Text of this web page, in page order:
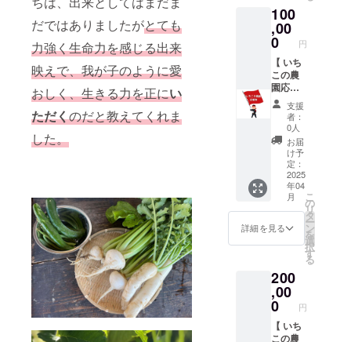
だではありましたがとても
力強く生命力を感じる出来
映えで、我が子のように愛
おしく、生きる力を正にい
ただくのだと教えてくれま
した。
お一人
お一人
にいま
必要な
課題を
あぶり
出し、
日常を
より良
く過ご
すため
のセッ
トアッ
プを進
めてい
きま
識・思
考・言
らのク
セや傾
向に気
づくこ
とから
際の交
通費は
ご負担
くださ
い） 対
話を通
して、
お一人
お一人
にいま
必要な
課題を
あぶり
出し、
日常を
より良
く過ご
すため
めてい
きま
す。 意
識・思
考・言
ました
らネー
ムプ
レート
の設置
含む 。 ︎
備考欄
に、現
地での
植樹の
可否、
ネーム
プレー
トを希
望され
るか否
かをご
回答く
限 》
2025年
11月～
2026年
3月 収
でお越
しいた
だけな
い方
は、こ
ちらで
代わり
に植
樹。植
樹の様
子を動
画で撮
影し
メール
にてお
届けし
ます）
ご希望
があり
ました
ムプ
レート
の設置
含む 。 ︎
備考欄
に、現
100
,00
0 円
【 いち
この農
園応援
プラン
A （10
万）】
自然栽
培に取
り組
み、地
域活性
化、社
会貢献
に取り
組むい
ちこの
応援し
たい
方。 プ
ロジェ
クト責
任者の
支援
者：
0人
お届
け予
定：
2025
年04
月
詳細を見る
こ
の
リ
タ
ー
ン
を
選
択
す
る
200
,00
0 円
【 いち
この農